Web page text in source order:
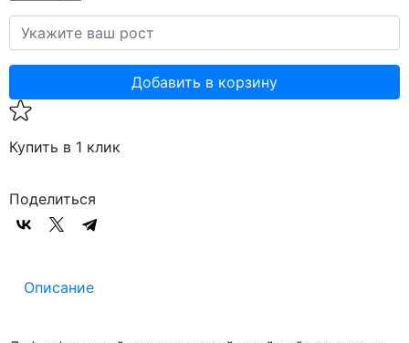
Добавить в корзину
Купить в 1 клик
Поделиться
Описание